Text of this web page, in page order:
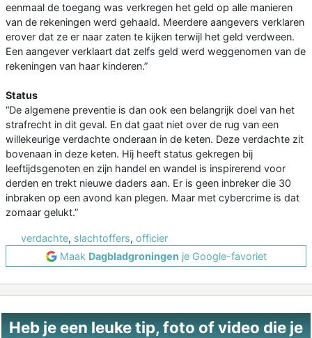
eenmaal de toegang was verkregen het geld op alle manieren
van de rekeningen werd gehaald. Meerdere aangevers verklaren
erover dat ze er naar zaten te kijken terwijl het geld verdween.
Een aangever verklaart dat zelfs geld werd weggenomen van de
rekeningen van haar kinderen.”
Status
“De algemene preventie is dan ook een belangrijk doel van het
strafrecht in dit geval. En dat gaat niet over de rug van een
willekeurige verdachte onderaan in de keten. Deze verdachte zit
bovenaan in deze keten. Hij heeft status gekregen bij
leeftijdsgenoten en zijn handel en wandel is inspirerend voor
derden en trekt nieuwe daders aan. Er is geen inbreker die 30
inbraken op een avond kan plegen. Maar met cybercrime is dat
zomaar gelukt.”
verdachte, slachtoffers, officier
Maak Dagbladgroningen je Google-favoriet
Heb je een leuke tip, foto of video die je